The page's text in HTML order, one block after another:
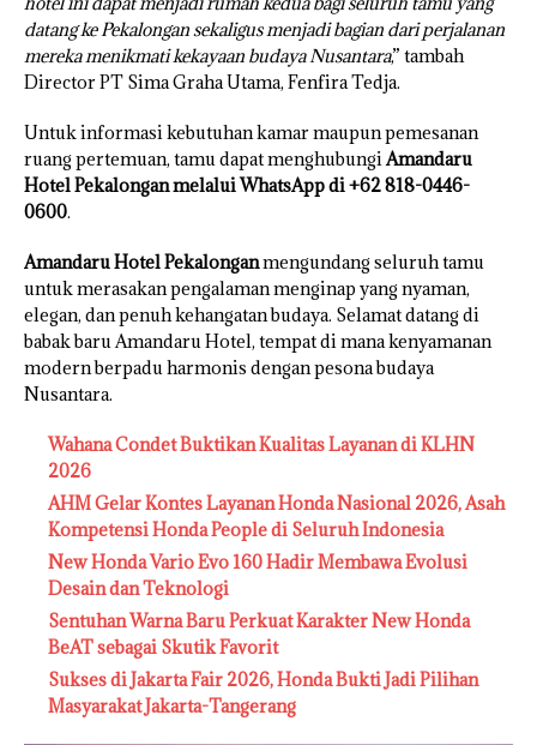
datang ke Pekalongan sekaligus menjadi bagian dari perjalanan
mereka menikmati kekayaan budaya Nusantara,” tambah
Director PT Sima Graha Utama, Fenfira Tedja.
Untuk informasi kebutuhan kamar maupun pemesanan
ruang pertemuan, tamu dapat menghubungiAmandaru
Hotel Pekalongan melalui WhatsApp di +62 818-0446-
0600.
Amandaru Hotel Pekalonganmengundang seluruh tamu
untuk merasakan pengalaman menginap yang nyaman,
elegan, dan penuh kehangatan budaya. Selamat datang di
babak baru Amandaru Hotel, tempat di mana kenyamanan
modern berpadu harmonis dengan pesona budaya
Nusantara.
Wahana Condet Buktikan Kualitas Layanan di KLHN
2026
AHM Gelar Kontes Layanan Honda Nasional 2026, Asah
Kompetensi Honda People di Seluruh Indonesia
New Honda Vario Evo 160 Hadir Membawa Evolusi
Desain dan Teknologi
Sentuhan Warna Baru Perkuat Karakter New Honda
BeAT sebagai Skutik Favorit
Sukses di Jakarta Fair 2026, Honda Bukti Jadi Pilihan
Masyarakat Jakarta-Tangerang